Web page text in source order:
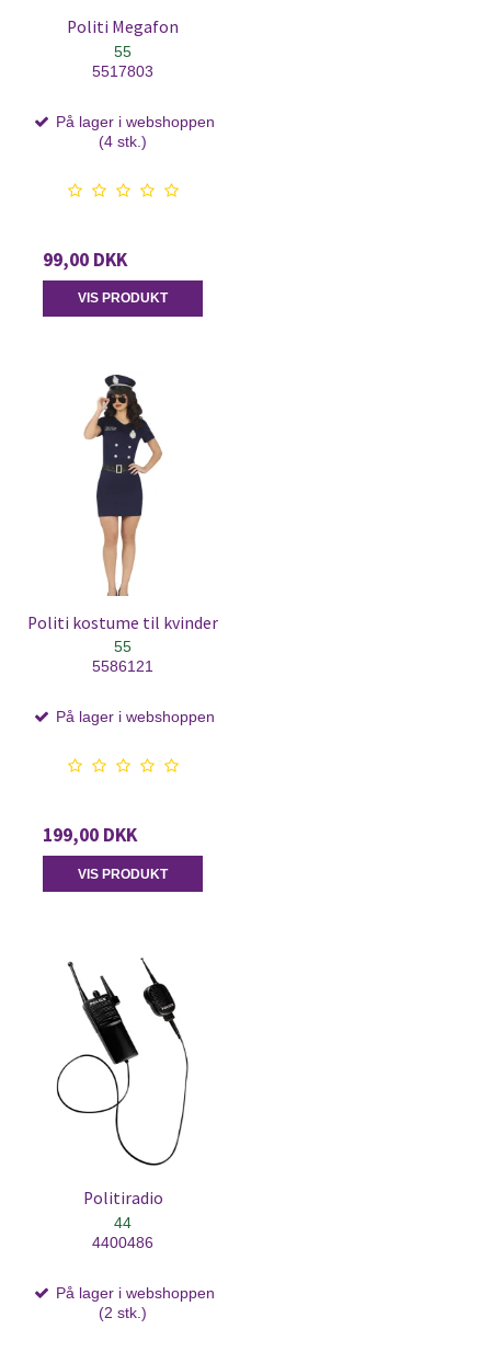
Politi Megafon
55
5517803
På lager i webshoppen
(4 stk.)
99,00 DKK
VIS PRODUKT
Politi kostume til kvinder
55
5586121
På lager i webshoppen
199,00 DKK
VIS PRODUKT
Politiradio
44
4400486
På lager i webshoppen
(2 stk.)